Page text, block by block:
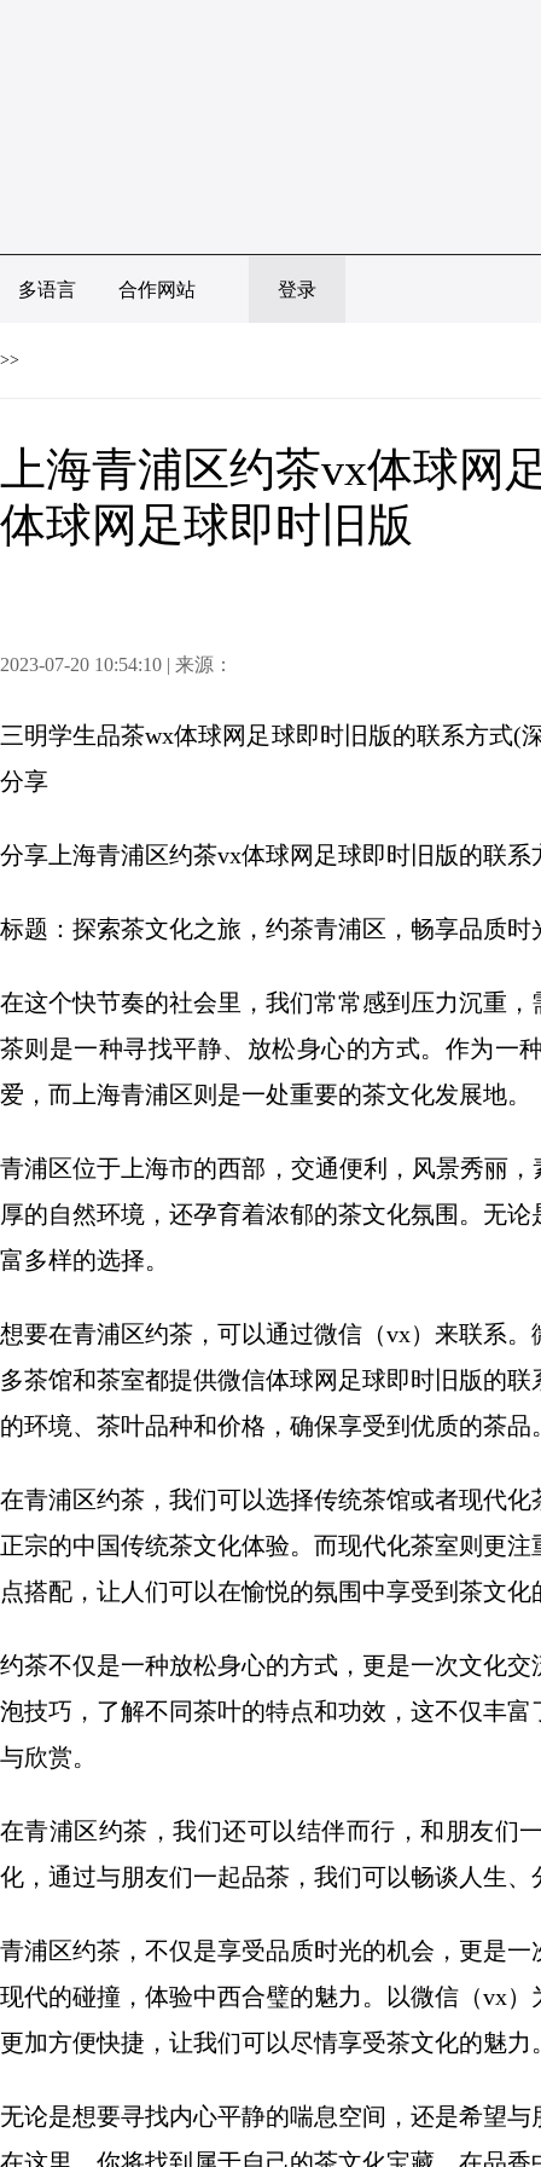
多语言 合作网站 登录
>>
上海青浦区约茶vx体球网
体球网足球即时旧版
2023-07-20 10:54:10 | 来源：
三明学生品茶wx体球网足球即时旧版的联系方式(
分享
分享 上海青浦区约茶vx体球网足球即时旧版的联系
标题：探索茶文化之旅，约茶青浦区，畅享品质时
在这个快节奏的社会里，我们常常感到压力沉重
茶则是一种寻找平静、放松身心的方式。作为一
爱，而上海青浦区则是一处重要的茶文化发展地。
青浦区位于上海市的西部，交通便利，风景秀丽
厚的自然环境，还孕育着浓郁的茶文化氛围。无
富多样的选择。
想要在青浦区约茶，可以通过微信（vx）来联系
多茶馆和茶室都提供微信体球网足球即时旧版的
的环境、茶叶品种和价格，确保享受到优质的茶品
在青浦区约茶，我们可以选择传统茶馆或者现代
正宗的中国传统茶文化体验。而现代化茶室则更
点搭配，让人们可以在愉悦的氛围中享受到茶文化
约茶不仅是一种放松身心的方式，更是一次文化
泡技巧，了解不同茶叶的特点和功效，这不仅丰
与欣赏。
在青浦区约茶，我们还可以结伴而行，和朋友们
化，通过与朋友们一起品茶，我们可以畅谈人生
青浦区约茶，不仅是享受品质时光的机会，更是
现代的碰撞，体验中西合璧的魅力。以微信（vx
更加方便快捷，让我们可以尽情享受茶文化的魅力
无论是想要寻找内心平静的喘息空间，还是希望